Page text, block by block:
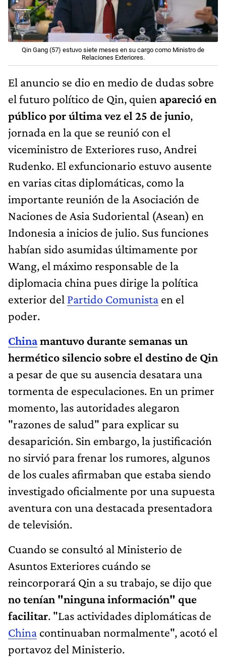
Qin Gang (57) estuvo siete meses en su cargo como Ministro de
Relaciones Exteriores.
El anuncio se dio en medio de dudas sobre
el futuro político de Qin, quien apareció en
público por última vez el 25 de junio,
jornada en la que se reunió con el
viceministro de Exteriores ruso, Andrei
Rudenko. El exfuncionario estuvo ausente
en varias citas diplomáticas, como la
importante reunión de la Asociación de
Naciones de Asia Sudoriental (Asean) en
Indonesia a inicios de julio. Sus funciones
habían sido asumidas últimamente por
Wang, el máximo responsable de la
diplomacia china pues dirige la política
exterior del Partido Comunista en el
poder.
Chinamantuvo durante semanas un
hermético silencio sobre el destino de Qin
a pesar de que su ausencia desatara una
tormenta de especulaciones. En un primer
momento, las autoridades alegaron
"razones de salud" para explicar su
desaparición. Sin embargo, la justificación
no sirvió para frenar los rumores, algunos
de los cuales afirmaban que estaba siendo
investigado oficialmente por una supuesta
aventura con una destacada presentadora
de televisión.
Cuando se consultó al Ministerio de
Asuntos Exteriores cuándo se
reincorporará Qin a su trabajo, se dijo que
no tenían "ninguna información" que
facilitar. "Las actividades diplomáticas de
China continuaban normalmente", acotó el
portavoz del Ministerio.